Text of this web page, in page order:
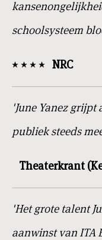
NRC
schoolsysteem
Theaterkrant
'June Yanez
publiek steeds
'Het grote talent
aanwinst van ITA